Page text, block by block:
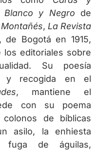
Blanco y Negro de
Montañés, La Revista
, de Bogotá en 1915,
los editoriales sobre
Su poesía
y recogida en el
, mantiene el
con su poema
colonos de bíblicas
asilo, la enhiesta
fuga de águilas,